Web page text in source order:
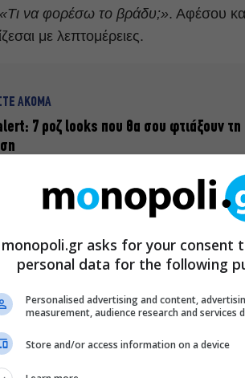
«Τι να φορέσω το βράδυ;». Αφέσου
με λεπτομέρειες.
ΑΚΟΜΑ
7 ροζ looks που θα σου φτιάξουν τη
τσάντα θαλάσσης σου μερικά
και να μην χάνεις
να σεταριστούν με το μαγιό
Δες λοιπόν στην παρακάτω
στο μαγαζί για ποτάκι. Κράτα
monopoli.gr asks for your consent
personal data for the following
Personalised advertising and content,
measurement, audience research and services
Store and/or access information on a device